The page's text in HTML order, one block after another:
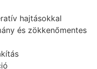
hajtásokkal
és zökkenőmentes